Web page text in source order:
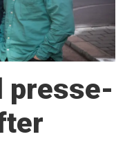
presse­